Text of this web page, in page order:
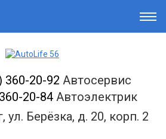
360-20-92 Автосервис
20-84 Автоэлектрик
ул. Берёзка, д. 20, корп. 2